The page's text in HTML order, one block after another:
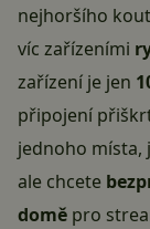
nejhoršího
víc zařízeními
zařízení je jen
připojení
jednoho místa,
ale chcete
domě pro